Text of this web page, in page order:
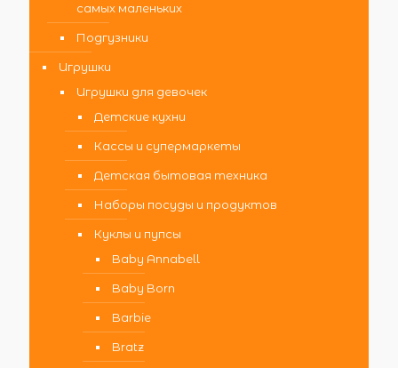
самых маленьких
Подгузники
Игрушки
Игрушки для девочек
Детские кухни
Кассы и супермаркеты
Детская бытовая техника
Наборы посуды и продуктов
Куклы и пупсы
Baby Annabell
Baby Born
Barbie
Bratz